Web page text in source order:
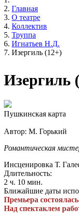
Главная
О театре
Коллектив
Труппа
Игнатьев Н.Д.
Изергиль (12+)
Изергиль
Пушкинская карта
Автор: М. Горький
Романтическая
Инсценировка Т.
Длительность:
2 ч. 10 мин.
Ближайшие даты
Премьера
Над спектаклем